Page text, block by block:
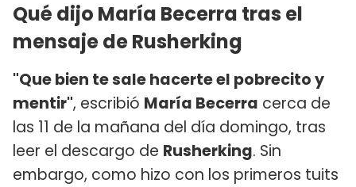
Qué dijo María Becerra tras el
mensaje de Rusherking
"Que bien te sale hacerte el pobrecito y
mentir", escribió María Becerra cerca de
las 11 de la mañana del día domingo, tras
leer el descargo de Rusherking. Sin
embargo, como hizo con los primeros tuits